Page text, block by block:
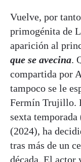
Vuelve, por
primogénita de
aparición al
que se avecina.
compartida por
tampoco se le
Fermín Trujillo.
sexta
(2024), ha
tras más de un
década. El actor